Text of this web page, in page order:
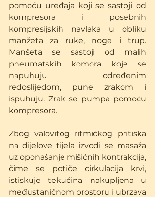
pomoću uređaja koji se sastoji od
kompresora i posebnih
kompresijskih navlaka u obliku
manžeta za ruke, noge i trup.
Manšeta se sastoji od malih
pneumatskih komora koje se
napuhuju određenim
redoslijedom, pune zrakom i
ispuhuju. Zrak se pumpa pomoću
kompresora.
Zbog valovitog ritmičkog pritiska
na dijelove tijela izvodi se masaža
uz oponašanje mišićnih kontrakcija,
čime se potiče cirkulacija krvi,
istiskuje tekućina nakupljena u
međustaničnom prostoru i ubrzava